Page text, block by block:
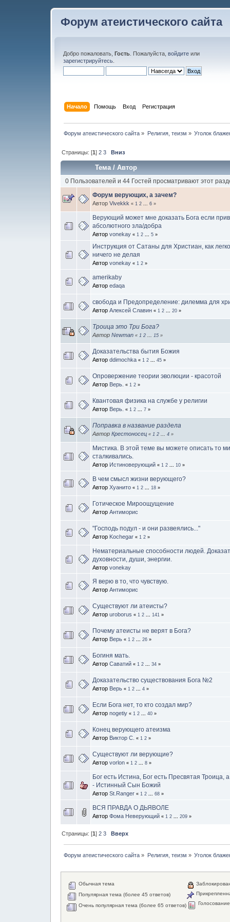
Форум атеистического сайта
Добро пожаловать, Гость . Пожалуйста, войдите или
зарегистрируйтесь
Начало Помощь Вход Регистрация
Форум атеистического сайта » Религия, теизм » Уголок
Страницы: [1]2 3 Вниз
Тема/Автор
0 Пользователей и 44 Гостей просматривают этот
Форум верующих, а зачем?
Автор Vivekkk « 1 2 6 »
Верующий может мне доказать Бога если
абсолютного зла/добра
Автор vonekay « 1 2 5 »
Инструкция от Сатаны для Христиан, как
ничего не делая
Автор vonekay « 1 2 »
amerikaby
Автор edaqa
свобода и Предопределение: дилемма для
Автор Алексей Славин « 1 2 20 »
Троица это Три Бога?
Автор Newman « 1 2 15 »
Доказательства бытия Божия
Автор ddimochka « 1 2 45 »
Опровержение теории эволюции - красотой
Автор Верь. « 1 2 »
Квантовая физика на службе у религии
Автор Верь. « 1 2 7 »
Поправка в название раздела
Автор Крестоносец « 1 2 4 »
Мистика. В этой теме вы можете описать то
сталкивались.
Автор Истиноверующий « 1 2 10 »
В чем смысл жизни верующего?
Автор Хуанито « 1 2 18 »
Готическое Мироощущение
Автор Антиморис
"Господь подул - и они развеялись..."
Автор Kochegar « 1 2 »
Нематериальные способности людей.
духовности, души, энергии.
Автор vonekay
Я верю в то, что чувствую.
Автор Антиморис
Существуют ли атеисты?
Автор uroborus « 1 2 141 »
Почему атеисты не верят в Бога?
Автор Верь « 1 2 26 »
Богиня мать.
Автор Саватий « 1 2 34 »
Доказательство существования Бога №2
Автор Верь « 1 2 4 »
Если Бога нет, то кто создал мир?
Автор nogetiy « 1 2 40 »
Конец верующего атеизма
Автор Виктор С. « 1 2 »
Существуют ли верующие?
Автор vorlon « 1 2 8 »
Бог есть Истина, Бог есть Пресвятая Троица,
- Истинный Сын Божий
Автор St.Ranger « 1 2 68 »
ВСЯ ПРАВДА О ДЬЯВОЛЕ
Автор Фома Неверующий « 1 2 209 »
Страницы: [1]2 3 Вверх
Форум атеистического сайта » Религия, теизм » Уголок
Обычная тема
Популярная тема (более 45 ответов)
Очень популярная тема (более 65 ответов)
Голосование